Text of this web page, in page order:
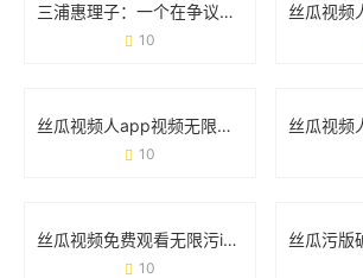
三浦惠理子：一个在争议与热爱中成长的女性符号
10
丝瓜视频人app视频无限看在线免费：这波操作到底有多爽？
10
丝瓜视频免费观看无限污iOS版：用户需求与安全风险的真实讨论
10